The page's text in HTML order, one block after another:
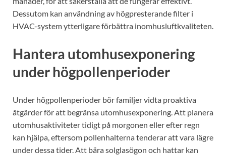
Dessutom kan användning av högpresterande filter i
HVAC-system ytterligare förbättra inomhusluftkvaliteten.
Hantera utomhusexponering
under högpollenperioder
Under högpollenperioder bör familjer vidta proaktiva
åtgärder för att begränsa utomhusexponering. Att planera
utomhusaktiviteter tidigt på morgonen eller efter regn
kan hjälpa, eftersom pollenhalterna tenderar att vara lägre
under dessa tider. Att bära solglasögon och hattar kan